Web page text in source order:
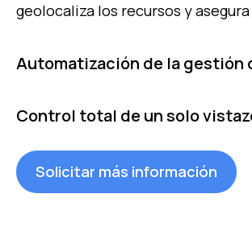
geolocaliza los recursos y
Automatización de la gestión
humanos, repuestos y tareas.
Control total de un solo
Visualiza en tiempo real, de
con un dashboard personalizable
Solicitar más información